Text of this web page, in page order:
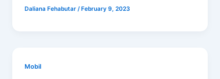
Daliana Fehabutar / February 9, 2023
Mobil